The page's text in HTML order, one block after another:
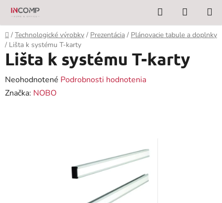
Prejsť
obsah
Hľadať
KOŠÍK
Domov
/ Technologické výrobky / Prezentácia / Plánovacie tabule a doplnky
/ Lišta k systému T-karty
Lišta k systému T-karty
Priemerné
hodnotenie
Neohodnotené Podrobnosti hodnotenia
Značka: NOBO